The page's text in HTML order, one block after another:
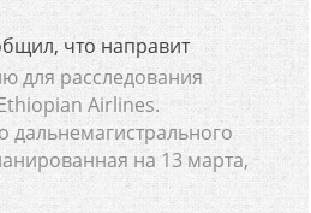
что направит
для расследования
Airlines.
дальнемагистрального
на 13 марта,